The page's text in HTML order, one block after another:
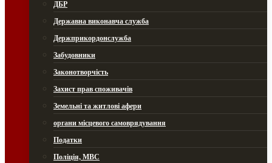
ДБР
Державна виконавча служба
Держприкордонслужба
Забудовники
Законотворчість
Захист прав споживачів
Земельні та житлові афери
органи місцевого самоврядування
Податки
Поліція, МВС